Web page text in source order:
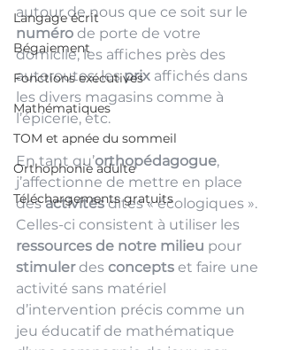
Langage écrit
Bégaiement
Fonctions exécutives
Mathématiques
TOM et apnée du sommeil
Orthophonie adulte
Téléchargements gratuits
autour de nous que ce soit sur le
numéro de porte de votre
domicile, les affiches près des
autoroutes, les prix affichés dans
les divers magasins comme à
l’épicerie, etc.
En tant qu’orthopédagogue,
j’affectionne de mettre en place
des activités dites « écologiques ».
Celles-ci consistent à utiliser les
ressources de notre milieu pour
stimuler des concepts et faire une
activité sans matériel
d’intervention précis comme un
jeu éducatif de mathématique